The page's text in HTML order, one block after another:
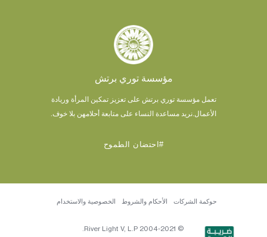
مؤسسة توري برتش
تعمل مؤسسة توري برتش على تعزيز تمكين المرأة وريادة
الأعمال. نريد مساعدة النساء على متابعة أحلامهن بلا خوف.
#احتضان الطموح
© 2004-2021 River Light V, L.P.
حوكمة الشركات الأحكام والشروط الخصوصية والاستخدام